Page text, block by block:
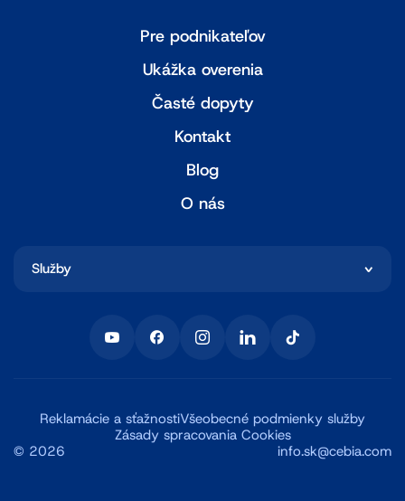
Pre podnikateľov
Ukážka overenia
Časté dopyty
Kontakt
Blog
O nás
Služby
© 2026
Reklamácie a sťažnostiVšeobecné podmienky služby
Zásady spracovania Cookies
info.sk@cebia.com